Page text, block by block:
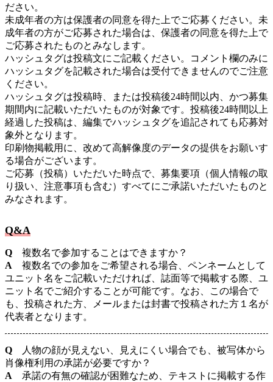
ださい。
未成年者の方は保護者の同意を得た上でご応募ください。未
成年者の方がご応募された場合は、保護者の同意を得た上で
ご応募されたものとみなします。
ハッシュタグは投稿文にご記載ください。コメント欄のみに
ハッシュタグを記載された場合は受付できませんのでご注意
ください。
ハッシュタグは投稿時、または投稿後24時間以内、かつ募集
期間内に記載いただいたものが対象です。投稿後24時間以上
経過した投稿は、編集でハッシュタグを追記されても応募対
象外となります。
印刷物掲載用に、改めて高解像度のデータの提供をお願いす
る場合がございます。
ご応募（投稿）いただいた時点で、募集要項（個人情報の取
り扱い、注意事項も含む）すべてにご承諾いただいたものと
みなされます。
Q&A
Q 複数名で参加することはできますか？
A 複数名での参加をご希望される場合、ペンネームとして
ユニット名をご記載いただければ、誌面等で掲載する際、ユ
ニット名でご紹介することが可能です。なお、この場合で
も、投稿された方、メールまたは封書で投稿された方１名が
代表者となります。
Q 人物の顔が見えない、見えにくい場合でも、被写体から
肖像権利用の承諾が必要ですか？
A 承諾の有無の確認が困難なため、テキストに掲載する作